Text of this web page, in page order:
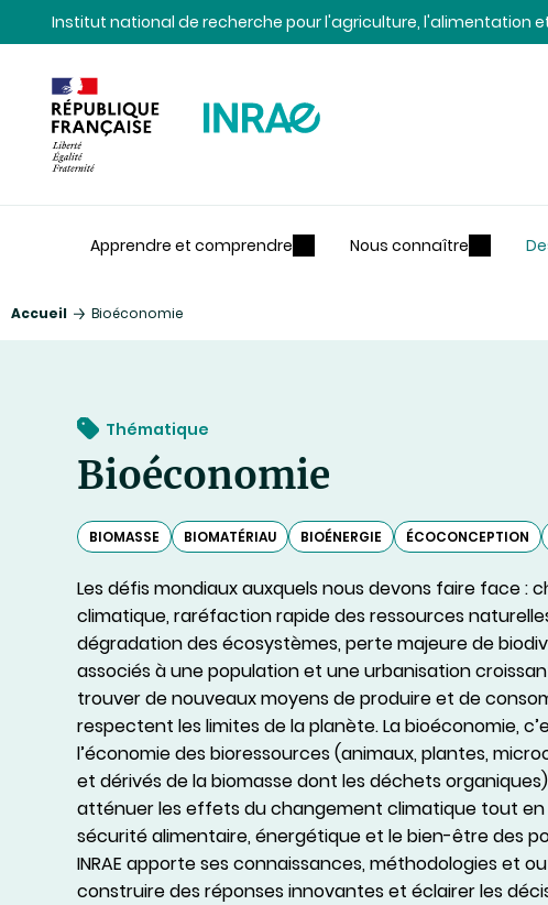
Contenu
Recherche
NavigationInstitut national de recherche pour l'agriculture, l'alimentation
Apprendre et comprendre Nous connaître
Accueil Bioéconomie
Thématique
Bioéconomie
BIOMASSE BIOMATÉRIAU BIOÉNERGIE ÉCOCONCEPTION
Les défis mondiaux auxquels nous devons faire face :
climatique, raréfaction rapide des ressources
dégradation des écosystèmes, perte majeure de
associés à une population et une urbanisation
trouver de nouveaux moyens de produire et de
respectent les limites de la planète. La bioéconomie,
l’économie des bioressources (animaux, plantes,
et dérivés de la biomasse dont les déchets
atténuer les effets du changement climatique tout en
sécurité alimentaire, énergétique et le bien-être des
INRAE apporte ses connaissances, méthodologies et
construire des réponses innovantes et éclairer les